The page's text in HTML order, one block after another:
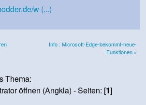
w (...)
Info : Microsoft-Edge-bekommt-neue-
Funktionen »
Thema:
öffnen (Angkla) - Seiten: [1]